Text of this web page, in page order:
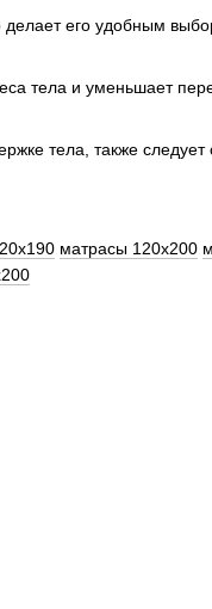
делает его удобным
тела и уменьшает
тела, также следует
матрасы 120x200